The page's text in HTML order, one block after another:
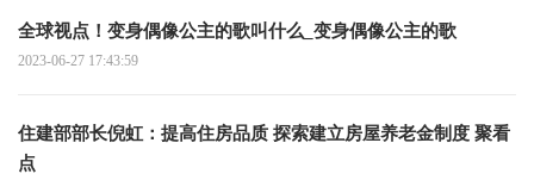
全球视点！变身偶像公主的歌叫什么_变身偶像公主的歌
2023-06-27 17:43:59
住建部部长倪虹：提高住房品质 探索建立房屋养老金制度 聚看
点